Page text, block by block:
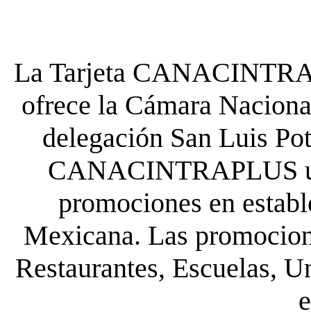
La Tarjeta
ofrece la Cámara
delegación San Luis
CANACINTRAPLUS
promociones en
Mexicana. Las
Restaurantes, Escuelas,